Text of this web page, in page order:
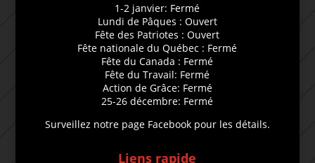
1-2 janvier: Fermé
Lundi de Pâques : Ouvert
Fête des Patriotes : Ouvert
Fête nationale du Québec : Fermé
Fête du Canada : Fermé
Fête du Travail: Fermé
Action de Grâce: Fermé
25-26 décembre: Fermé
Surveillez notre page Facebook pour les détails.
Liens rapide